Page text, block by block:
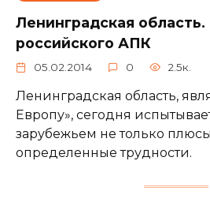
Ленинградская область.
российского АПК
05.02.2014 0 2.5к.
Ленинградская область,
Европу», сегодня
зарубежьем не только
определенные трудности.